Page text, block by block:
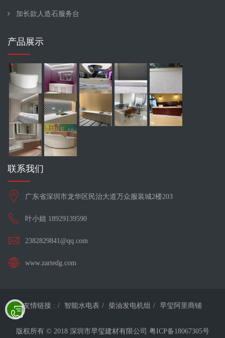
加长款人造石服务台
产品展示
联系我们
广东省深圳市龙华区民治大道万众服装城2楼203
叶小姐 18929139590
2382829841@qq.com
www.zartedg.com
友情链接 : 智能水电表 柴油发电机组 早玺阿里商铺
版权所有 © 2018 深圳市早玺建材有限公司 粤ICP备18067305号